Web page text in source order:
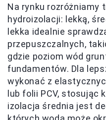
Na rynku rozróżniamy
hydroizolacji: lekką,
lekka idealnie
przepuszczalnych,
gdzie poziom wód
fundamentów. Dla
wykonać z
lub folii PCV, stosując
izolacja średnia jest